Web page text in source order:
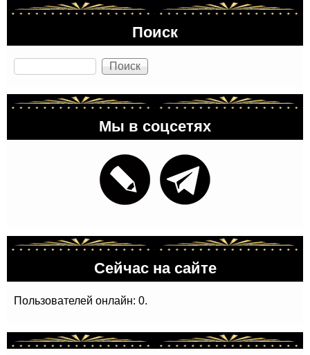
Поиск
Поиск
Мы в соцсетях
Сейчас на сайте
Пользователей онлайн: 0.